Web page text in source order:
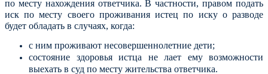
по месту нахождения ответчика.В частности, правом подать
иск по месту своего проживания истец по иску о разводе
будет обладать в случаях, когда:
с ним проживают несовершеннолетние дети;
состояние здоровья истца не лает ему возможности
выехать в суд по месту жительства ответчика.